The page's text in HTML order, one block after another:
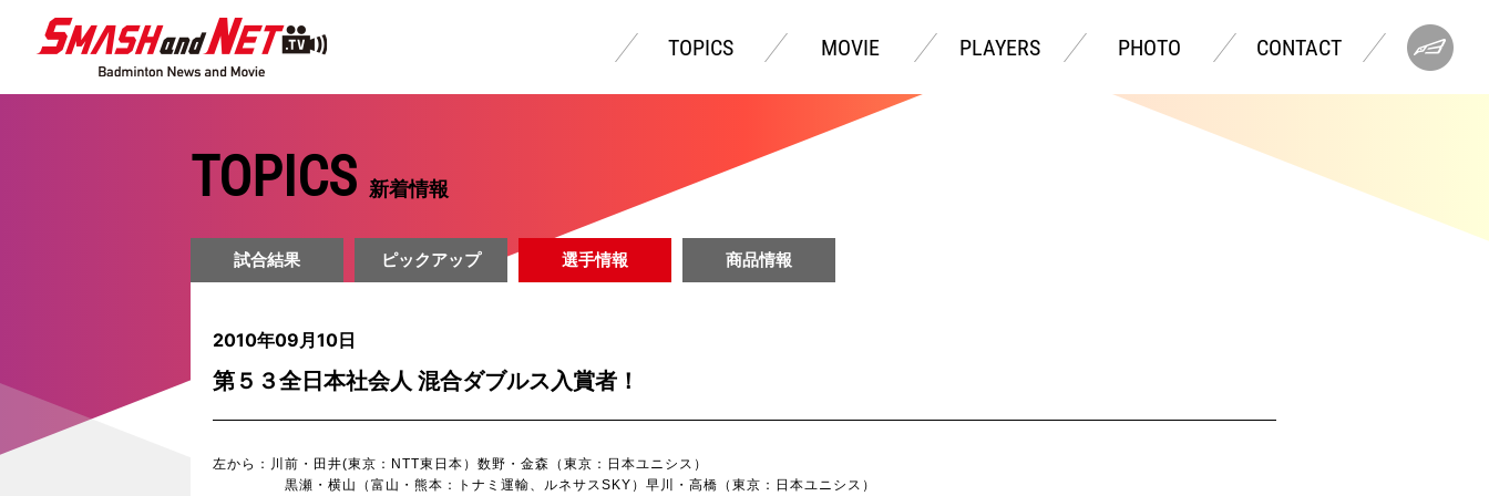
TOPICS MOVIE PLAYERS PHOTO CONTACT
TOPICS 新着情報
試合結果 ピックアップ 選手情報 商品情報
2010年09月10日
第５３全日本社会人 混合ダブルス入賞者！
左から：川前・田井(東京：NTT東日本）数野・金森（東京：日本ユニシス）
黒瀬・横山（富山・熊本：トナミ運輸、ルネサスSKY）早川・高橋（東京：日本ユニシス）